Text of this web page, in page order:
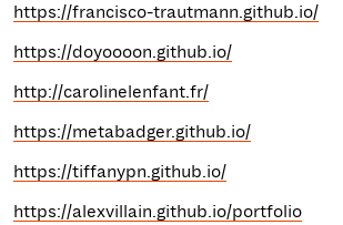
https://francisco-trautmann.github.io/
https://doyoooon.github.io/
http://carolinelenfant.fr/
https://metabadger.github.io/
https://tiffanypn.github.io/
https://alexvillain.github.io/portfolio